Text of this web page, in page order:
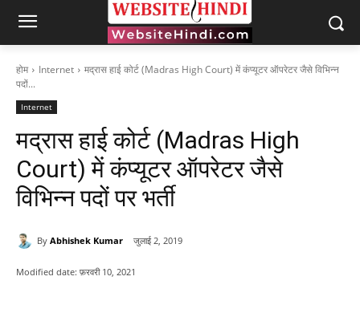
होम Internet
मद्रास हाई कोर्ट (Madras High Court) में कंप्यूटर ऑपरेटर जैसे विभिन्न
पदों...
Internet
मद्रास हाई कोर्ट (Madras High
Court) में कंप्यूटर ऑपरेटर जैसे
विभिन्न पदों पर भर्ती
By Abhishek Kumar जुलाई 2, 2019
Modified date: फ़रवरी 10, 2021